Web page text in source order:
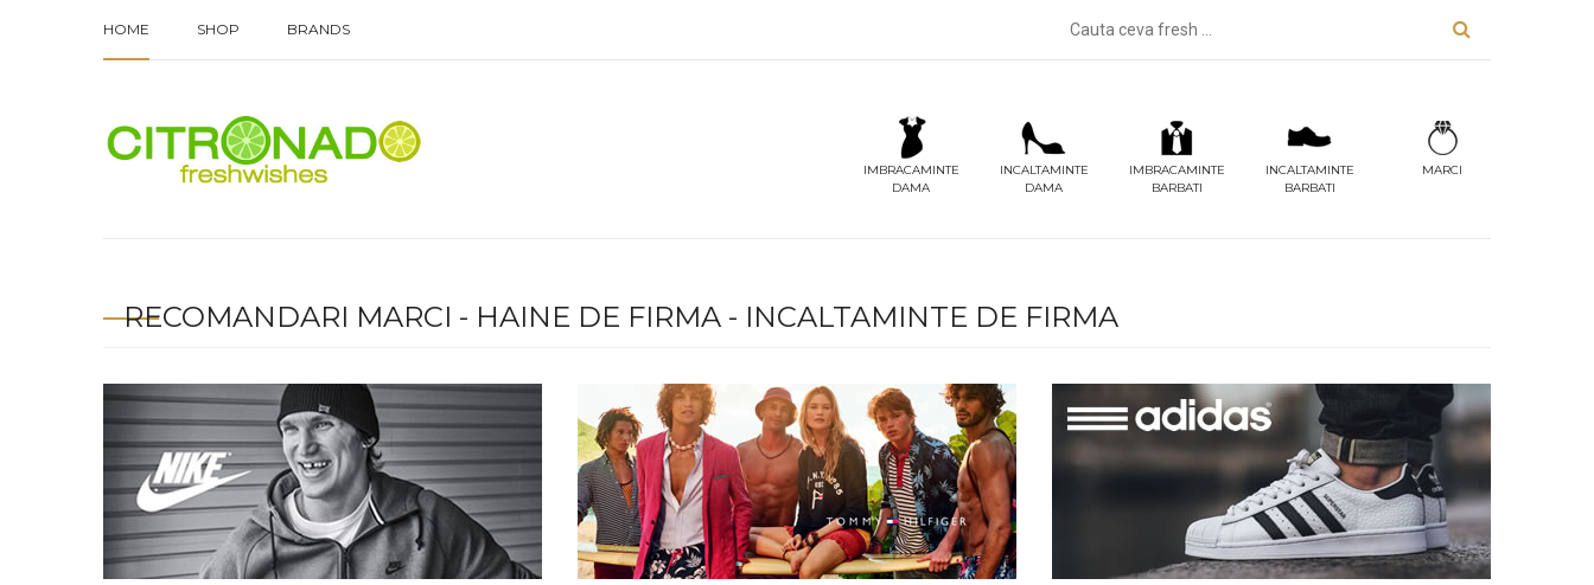
HOME SHOP BRANDS
IMBRACAMINTE
DAMA
INCALTAMINTE
DAMA
IMBRACAMINTE
BARBATI
INCALTAMINTE
BARBATI
MARCI
RECOMANDARI MARCI - HAINE DE FIRMA - INCALTAMINTE DE FIRMA